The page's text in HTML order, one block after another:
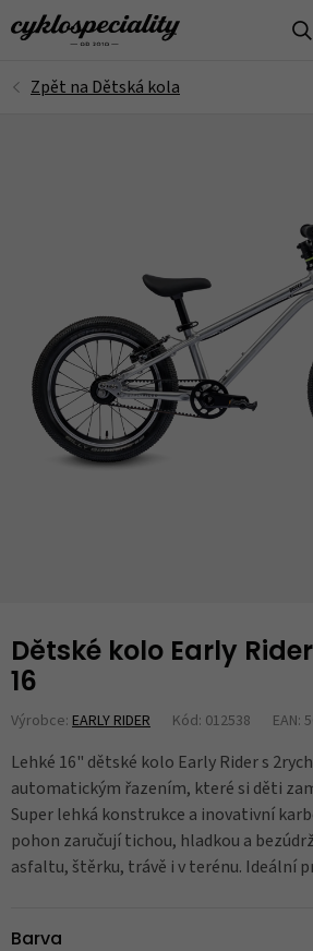
Dětské kolo Early
16
Výrobce: EARLY RIDER Kód: 012538 EAN:
Lehké 16" dětské kolo Early Rider s
automatickým řazením, které si děti
Super lehká konstrukce a inovativní
pohon zaručují tichou, hladkou a
asfaltu, štěrku, trávě i v terénu. Ideální
Barva